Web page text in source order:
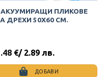
ПЛИКОВЕ
ДРЕХИ 50Х60 СМ.
€/ 2.89 лв.
ДОБАВИ